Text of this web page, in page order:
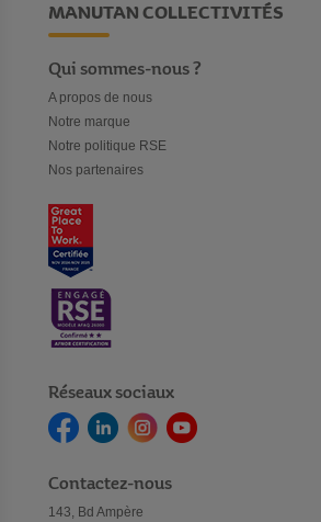
MANUTAN COLLECTIVITÉS
Qui sommes-nous ?
A propos de nous
Notre marque
Notre politique RSE
Nos partenaires
Réseaux sociaux
Contactez-nous
143, Bd Ampère